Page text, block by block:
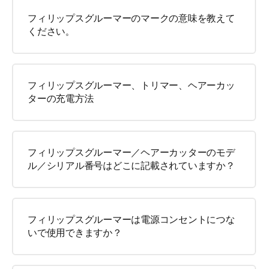
フィリップスグルーマーのマークの意味を教えて
ください。
フィリップスグルーマー、トリマー、ヘアーカッ
ターの充電方法
フィリップスグルーマー／ヘアーカッターのモデ
ル／シリアル番号はどこに記載されていますか？
フィリップスグルーマーは電源コンセントにつな
いで使用できますか？